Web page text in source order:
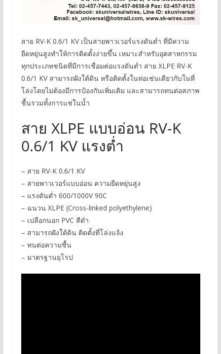
สาย RV-K 0.6/1 KV เป็นสายพาวเวอร์แรงดันต่ำ ที่มีความ
ยืดหยุ่นสูงทำให้การติดตั้งง่ายขึ้น เหมาะสำหรับอุตสาหกรรม
ทุกประเภทชนิดที่มีการเชื่อมต่อแรงดันต่ำ สาย XLPE RV-K
0.6/1 KV สามารถฝังใต้ดิน หรือติดตั้งในท่อเช่นเดียวกับในที่
โล่งโดยไม่ต้องมีการป้องกันเพิ่มเติม และสามารถทนต่อสภาพ
ชื้นรวมทั้งการแช่ในน้ำ
สาย XLPE แบบอ่อน RV-K
0.6/1 KV แรงต่ำ
– สาย RV-K 0.6/1 KV
– สายพาวเวอร์แบบอ่อน ความยืดหยุ่นสูง
– แรงดันต่ำ 600/1000V 90C
– ฉนวน XLPE (Cross-linked polyethylene)
– เปลือกนอก PVC สีดำ
– สามารถฝังใต้ดิน ติดตั้งที่โล่งแจ้ง
– ทนต่อความชื้น
– มาตรฐานยุโรป